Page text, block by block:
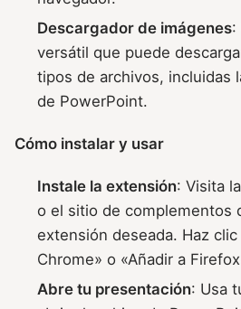
Descargador de imágenes:
versátil que puede
tipos de archivos, incluidas
de PowerPoint.
Cómo instalar y usar
Instale la extensión: Visita
o el sitio de complementos
extensión deseada. Haz clic
Chrome» o «Añadir a
Abre tu presentación: Usa